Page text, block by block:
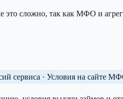
это сложно, так как МФО и
сервиса · Условия на сайте